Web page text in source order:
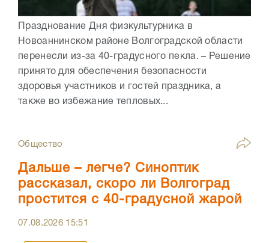
Празднование Дня физкультурника в
Новоаннинском районе Волгоградской области
перенесли из-за 40-градусного пекла. – Решение
принято для обеспечения безопасности
здоровья участников и гостей праздника, а
также во избежание тепловых...
Общество
Дальше – легче? Синоптик
рассказал, скоро ли Волгоград
простится с 40-градусной жарой
07.08.2026 15:51